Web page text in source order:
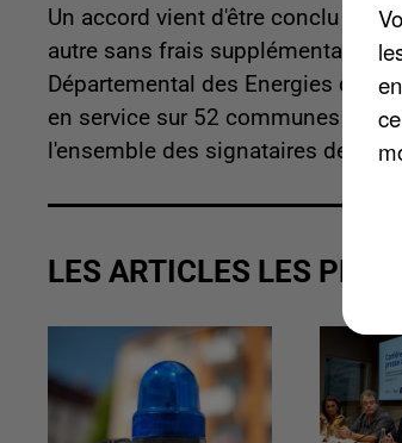
Un accord vient d'être conclu pour
autre sans frais supplémentaire.
Départemental des Energies de
en service sur 52 communes de
l'ensemble des signataires de
LES ARTICLES LES PLUS